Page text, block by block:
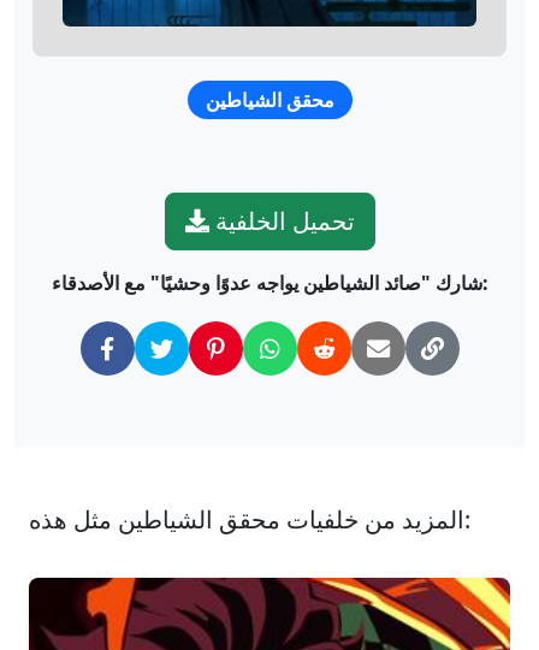
محقق الشياطين
تحميل الخلفية
شارك "صائد الشياطين يواجه عدوًا وحشيًا" مع الأصدقاء:
المزيد من خلفيات محقق الشياطين مثل هذه: